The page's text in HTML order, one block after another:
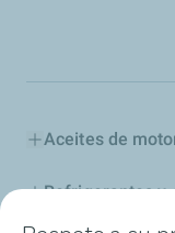
Aceites de
Refrigerantes y